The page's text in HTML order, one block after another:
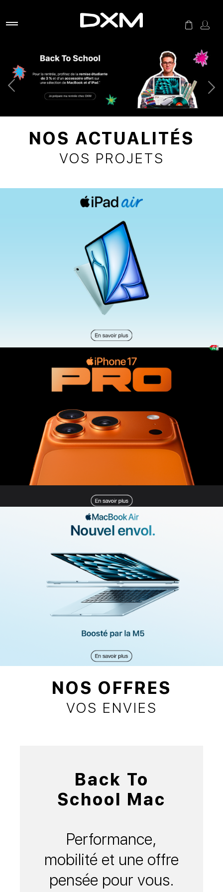
NOS ACTUALITÉS
VOS PROJETS
NOS OFFRES
VOS ENVIES
Back To
School Mac
Performance,
mobilité et une offre
pensée pour vous.